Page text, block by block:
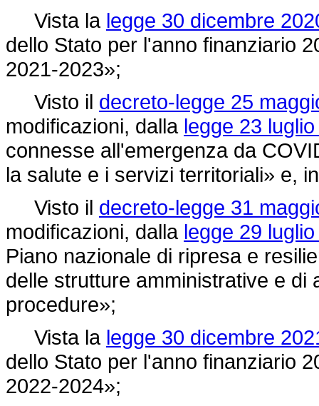
Vista la legge 30 dicembre
dello Stato per l'anno finanziario
2021-2023»;
Visto il decreto-legge 25
modificazioni, dalla legge 23
connesse all'emergenza da
la salute e i servizi territoriali» e,
Visto il decreto-legge 31
modificazioni, dalla legge 29
Piano nazionale di ripresa e
delle strutture amministrative e di
procedure»;
Vista la legge 30 dicembre
dello Stato per l'anno finanziario
2022-2024»;